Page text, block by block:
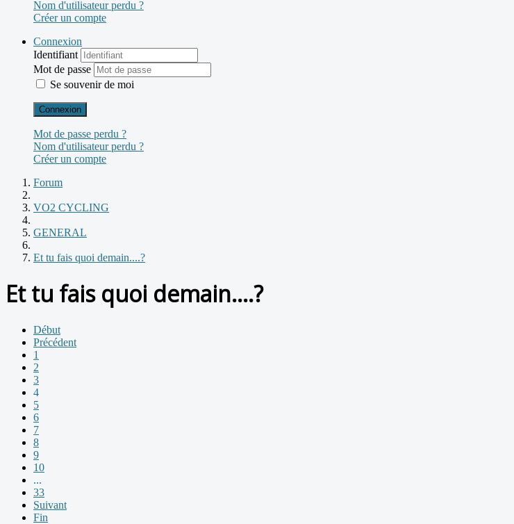
Nom d'utilisateur perdu ?
Créer un compte
Connexion
Identifiant
Mot de passe
Se souvenir de moi
Connexion
Mot de passe perdu ?
Nom d'utilisateur perdu ?
Créer un compte
Forum
VO2 CYCLING
GENERAL
Et tu fais quoi demain....?
Et tu fais quoi demain....?
Début
Précédent
1
2
3
4
5
6
7
8
9
10
...
33
Suivant
Fin